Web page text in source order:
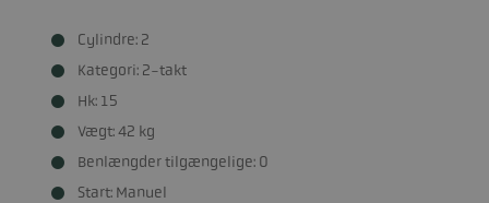
Cylindre: 2
Kategori: 2-takt
Hk: 15
Vægt: 42 kg
Benlængder tilgængelige: 0
Start: Manuel